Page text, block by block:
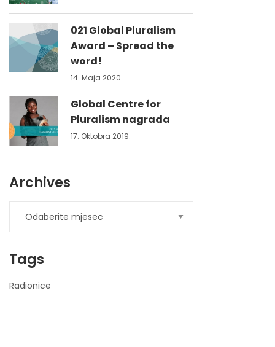
021 Global Pluralism
Award – Spread the
word!
14. Maja 2020.
Global Centre for
Pluralism nagrada
17. Oktobra 2019.
Archives
Tags
Radionice